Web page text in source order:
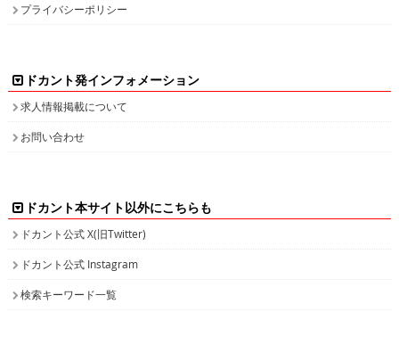
プライバシーポリシー
ドカント発インフォメーション
求人情報掲載について
お問い合わせ
ドカント本サイト以外にこちらも
ドカント公式 X(旧Twitter)
ドカント公式 Instagram
検索キーワード一覧